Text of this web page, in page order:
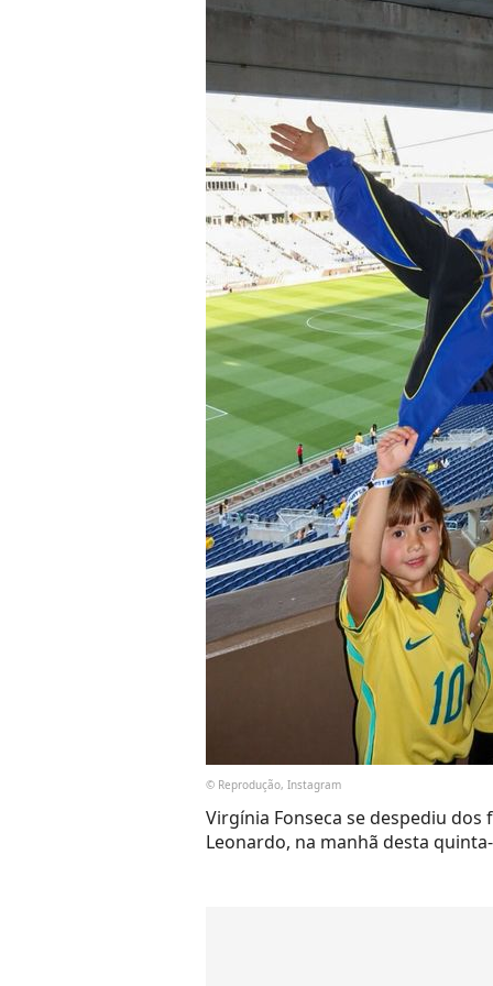
© Reprodução, Instagram
Virgínia Fonseca se despediu dos
Leonardo, na manhã desta